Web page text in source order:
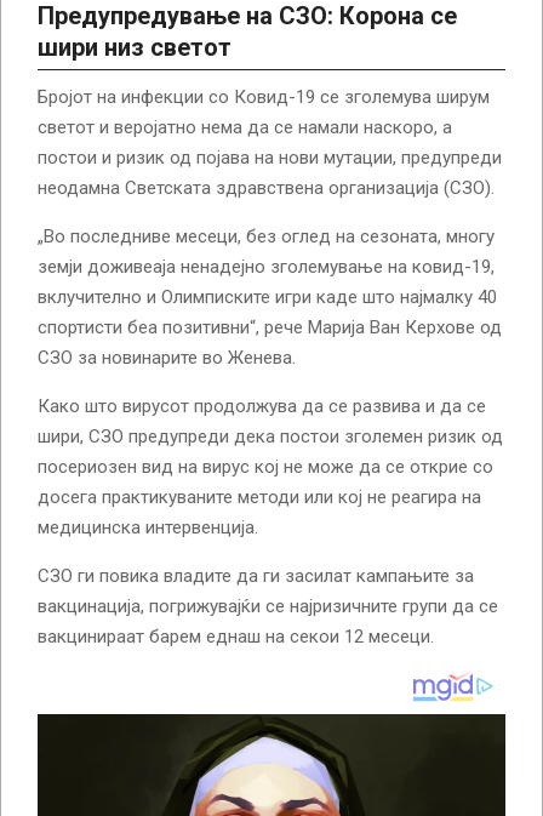
Предупредување на СЗО: Корона се
шири низ светот
Бројот на инфекции со Ковид-19 се зголемува ширум
светот и веројатно нема да се намали наскоро, а
постои и ризик од појава на нови мутации, предупреди
неодамна Светската здравствена организација (СЗО).
„Во последниве месеци, без оглед на сезоната, многу
земји доживеаја ненадејно зголемување на ковид-19,
вклучително и Олимписките игри каде што најмалку 40
спортисти беа позитивни“, рече Марија Ван Керхове од
СЗО за новинарите во Женева.
Како што вирусот продолжува да се развива и да се
шири, СЗО предупреди дека постои зголемен ризик од
посериозен вид на вирус кој не може да се открие со
досега практикуваните методи или кој не реагира на
медицинска интервенција.
СЗО ги повика владите да ги засилат кампањите за
вакцинација, погрижувајќи се најризичните групи да се
вакцинираат барем еднаш на секои 12 месеци.